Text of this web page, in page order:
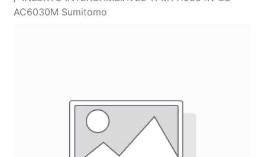
AC6030M Sumitomo